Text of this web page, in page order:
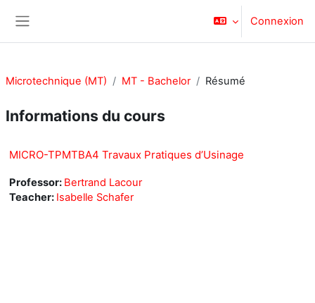
Connexion
Microtechnique (MT) MT - Bachelor Résumé
Informations du cours
MICRO-TPMTBA4 Travaux Pratiques d’Usinage
Professor: Bertrand Lacour
Teacher: Isabelle Schafer